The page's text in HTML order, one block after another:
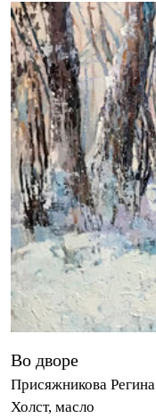
Во дворе
Присяжникова Регина
Холст, масло